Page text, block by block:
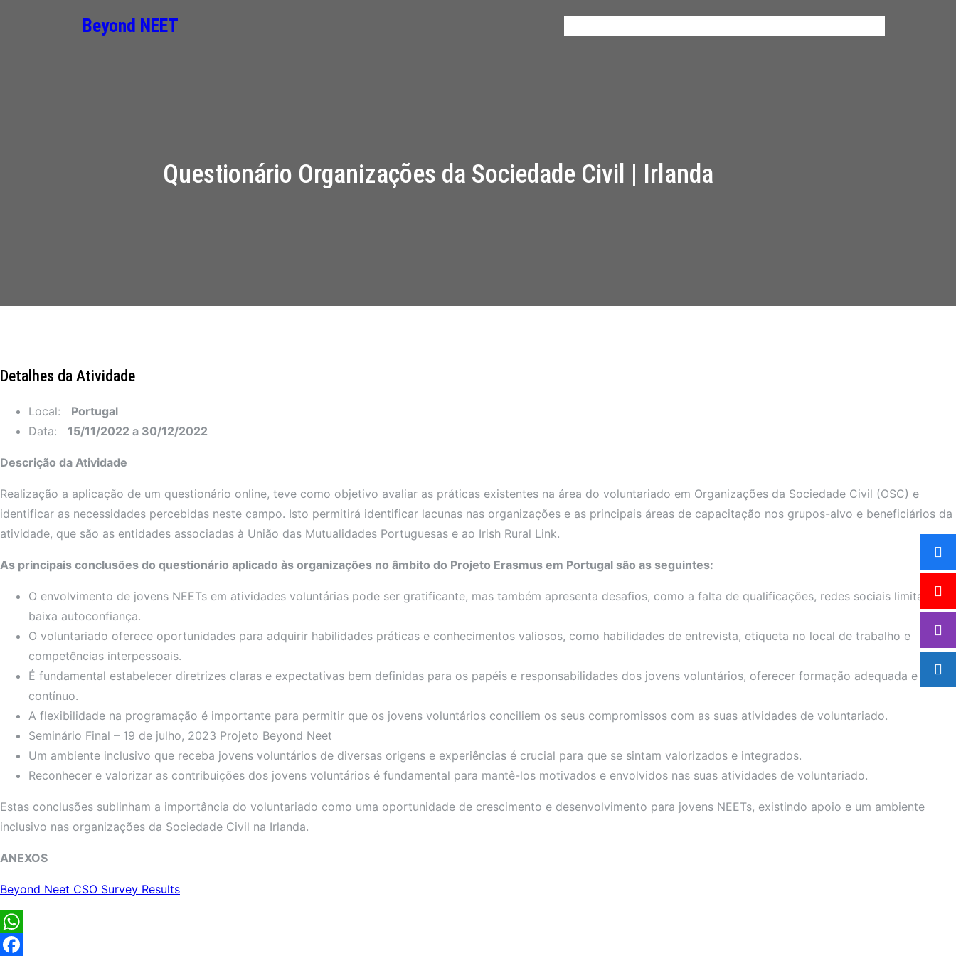
Beyond NEET
Questionário Organizações da Sociedade Civil | Irlanda
Detalhes da Atividade
Local: Portugal
Data: 15/11/2022 a 30/12/2022
Descrição da Atividade
Realização a aplicação de um questionário online, teve como objetivo avaliar as práticas existentes na área do voluntariado em Organizações da Sociedade Civil (OSC) e
identificar as necessidades percebidas neste campo. Isto permitirá identificar lacunas nas organizações e as principais áreas de capacitação nos grupos-alvo e beneficiários da
atividade, que são as entidades associadas à União das Mutualidades Portuguesas e ao Irish Rural Link.
As principais conclusões do questionário aplicado às organizações no âmbito do Projeto Erasmus em Portugal são as seguintes:
O envolvimento de jovens NEETs em atividades voluntárias pode ser gratificante, mas também apresenta desafios, como a falta de qualificações, redes sociais limitadas e
baixa autoconfiança.
O voluntariado oferece oportunidades para adquirir habilidades práticas e conhecimentos valiosos, como habilidades de entrevista, etiqueta no local de trabalho e
competências interpessoais.
É fundamental estabelecer diretrizes claras e expectativas bem definidas para os papéis e responsabilidades dos jovens voluntários, oferecer formação adequada e apoio
contínuo.
A flexibilidade na programação é importante para permitir que os jovens voluntários conciliem os seus compromissos com as suas atividades de voluntariado.
Seminário Final – 19 de julho, 2023 Projeto Beyond Neet
Um ambiente inclusivo que receba jovens voluntários de diversas origens e experiências é crucial para que se sintam valorizados e integrados.
Reconhecer e valorizar as contribuições dos jovens voluntários é fundamental para mantê-los motivados e envolvidos nas suas atividades de voluntariado.
Estas conclusões sublinham a importância do voluntariado como uma oportunidade de crescimento e desenvolvimento para jovens NEETs, existindo apoio e um ambiente
inclusivo nas organizações da Sociedade Civil na Irlanda.
ANEXOS
Beyond Neet CSO Survey Results
WhatsApp